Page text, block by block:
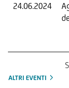
24.06.2024
ALTRI EVENTI